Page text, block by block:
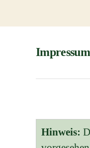
Impressum
Hinweis: